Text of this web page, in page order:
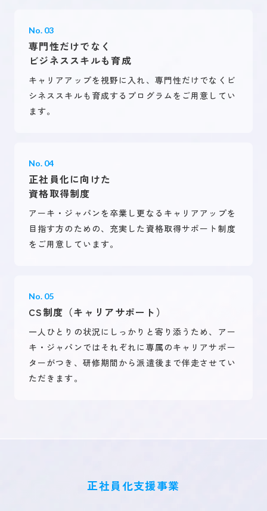
No. 03
専門性だけでなく
ビジネススキルも育成
キャリアアップを視野に入れ、専門性だけでなくビ
シネススキルも育成するプログラムをご用意してい
ます。
No. 04
正社員化に向けた
資格取得制度
アーキ・ジャパンを卒業し更なるキャリアアップを
目指す方のための、充実した資格取得サポート制度
をご用意しています。
No. 05
CS制度（キャリアサポート）
一人ひとりの状況にしっかりと寄り添うため、アー
キ・ジャパンではそれぞれに専属のキャリアサポー
ターがつき、研修期間から派遣後まで伴走させてい
ただきます。
正社員化支援事業